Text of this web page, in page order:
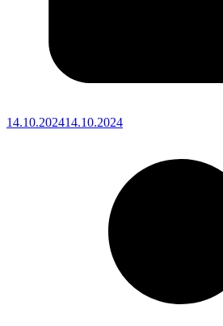
14.10.202414.10.2024